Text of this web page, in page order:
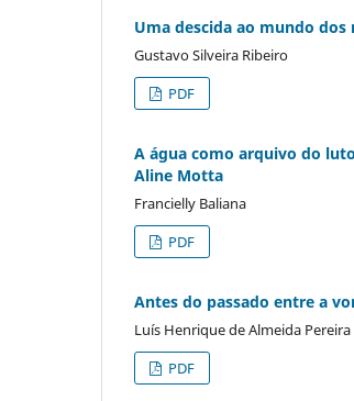
Uma descida ao mundo
Gustavo Silveira Ribeiro
PDF
A água como arquivo do
Aline Motta
Francielly Baliana
PDF
Antes do passado entre a
Luís Henrique de Almeida Pereira
PDF